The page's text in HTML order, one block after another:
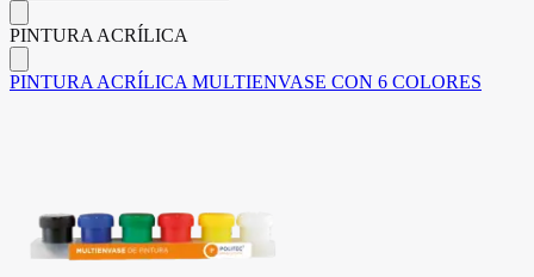
PINTURA ACRÍLICA
PINTURA ACRÍLICA MULTIENVASE CON 6 COLORES